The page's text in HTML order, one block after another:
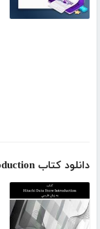
دانلود کتاب Hitachi Data Store Introduction به زبان فارسی